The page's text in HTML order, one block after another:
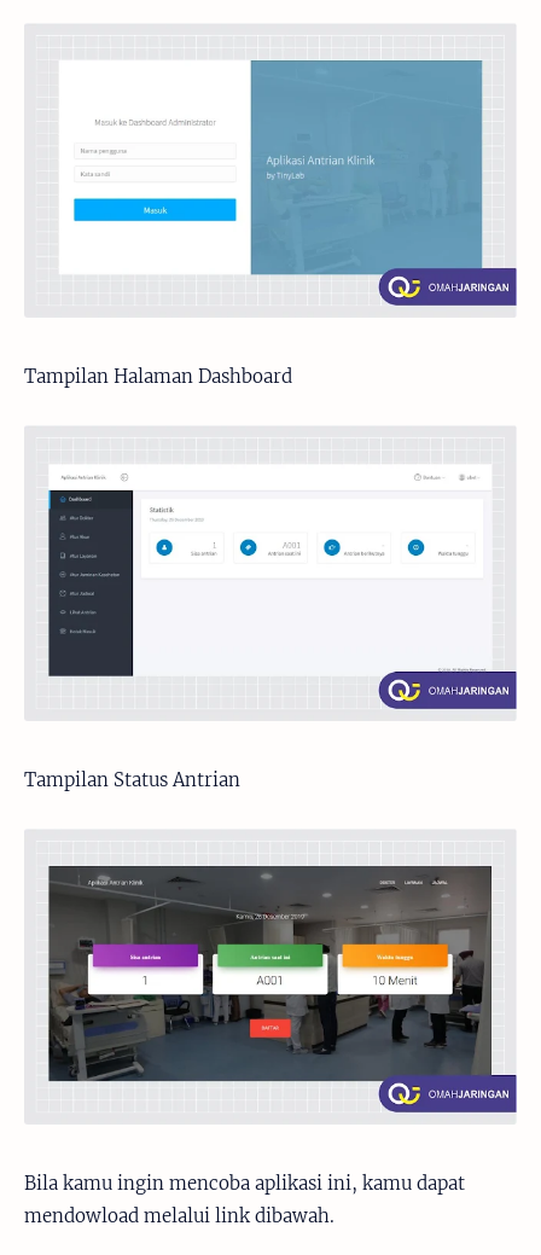
Tampilan Halaman Dashboard
Tampilan Status Antrian
Bila kamu ingin mencoba aplikasi ini, kamu dapat
mendowload melalui link dibawah.